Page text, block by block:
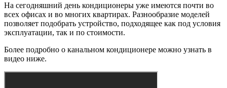
На сегодняшний день кондиционеры уже имеются почти во
всех офисах и во многих квартирах. Разнообразие моделей
позволяет подобрать устройство, подходящее как под условия
эксплуатации, так и по стоимости.
Более подробно о канальном кондиционере можно узнать в
видео ниже.